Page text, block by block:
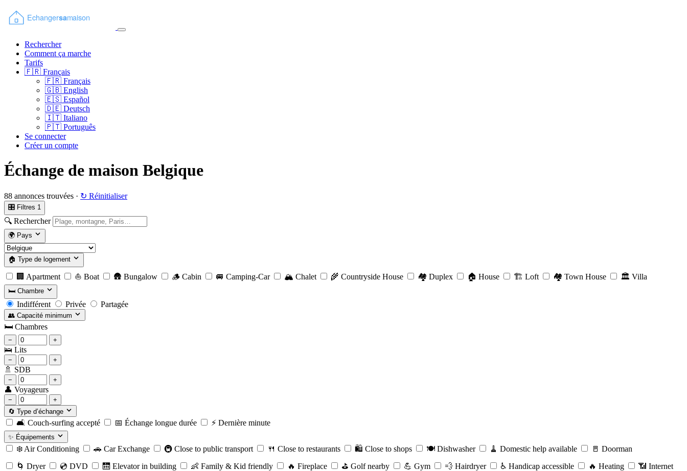
Rechercher
Comment ça marche
Tarifs
🇫🇷 Français
🇫🇷 Français
🇬🇧 English
🇪🇸 Español
🇩🇪 Deutsch
🇮🇹 Italiano
🇵🇹 Português
Se connecter
Créer un compte
Échange de maison Belgique
88 annonces trouvées · ↻ Réinitialiser
🎛 Filtres 1
🔍 Rechercher
🌍 Pays
🏠 Type de logement
🏢 Apartment ⛵ Boat 🛖 Bungalow 🪵 Cabin 🚐 Camping-Car 🏔️ Chalet 🌾 Countryside House 🏘️ Duplex 🏠 House 🏗️ Loft 🏘️ Town House 🏛️ Villa
🛏️ Chambre
Indifférent Privée Partagée
👥 Capacité minimum
🛏️ Chambres
− +
🛌 Lits
− +
🚿 SDB
− +
👤 Voyageurs
−
+
🔄 Type d’échange
🛋️ Couch-surfing accepté 📅 Échange longue durée ⚡️ Dernière minute
✨ Équipements
❄️ Air Conditioning 🚗 Car Exchange 🚇 Close to public transport 🍴 Close to restaurants 🛍️ Close to shops 🍽️ Dishwasher 🧹 Domestic help available 🚪 Doorman
🌀 Dryer 💿 DVD 🛗 Elevator in building 👶 Family & Kid friendly 🔥 Fireplace ⛳️ Golf nearby 💪 Gym 💨 Hairdryer ♿️ Handicap accessible 🔥 Heating 📶 Internet